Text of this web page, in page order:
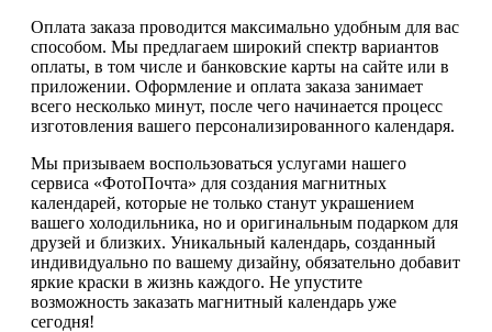
Оплата заказа проводится максимально удобным для вас
способом. Мы предлагаем широкий спектр вариантов
оплаты, в том числе и банковские карты на сайте или в
приложении. Оформление и оплата заказа занимает
всего несколько минут, после чего начинается процесс
изготовления вашего персонализированного календаря.
Мы призываем воспользоваться услугами нашего
сервиса «ФотоПочта» для создания магнитных
календарей, которые не только станут украшением
вашего холодильника, но и оригинальным подарком для
друзей и близких. Уникальный календарь, созданный
индивидуально по вашему дизайну, обязательно добавит
яркие краски в жизнь каждого. Не упустите
возможность заказать магнитный календарь уже
сегодня!